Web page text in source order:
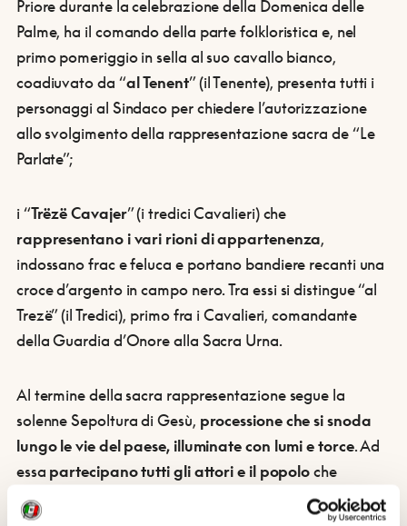
Priore durante la celebrazione della Domenica delle
Palme, ha il comando della parte folkloristica e, nel
primo pomeriggio in sella al suo cavallo bianco,
coadiuvato da “al Tenent” (il Tenente), presenta tutti i
personaggi al Sindaco per chiedere l’autorizzazione
allo svolgimento della rappresentazione sacra de “Le
Parlate”;
i “Trëzë Cavajer” (i tredici Cavalieri) che
rappresentano i vari rioni di appartenenza,
indossano frac e feluca e portano bandiere recanti una
croce d’argento in campo nero. Tra essi si distingue “al
Trezë” (il Tredici), primo fra i Cavalieri, comandante
della Guardia d’Onore alla Sacra Urna.
Al termine della sacra rappresentazione segue la
solenne Sepoltura di Gesù, processione che si snoda
lungo le vie del paese, illuminate con lumi e torce. Ad
essa partecipano tutti gli attori e il popoloche
accompagna l’Urna del Cristo cantando il Miserere e lo
Stabat Mater. Qui si concludono “Le Parlate”, momento